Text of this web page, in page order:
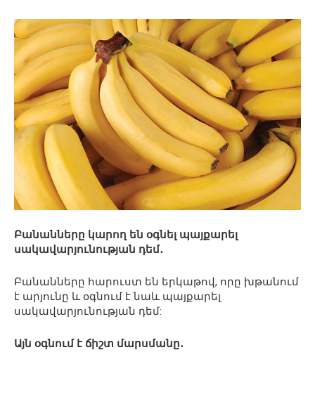
Բանանները կարող են օգնել պայքարել
սակավարյունության դեմ․
Բանանները հարուստ են երկաթով, որը խթանում
է արյունը և օգնում է նաև պայքարել
սակավարյունության դեմ:
Այն օգնում է ճիշտ մարսմանը․